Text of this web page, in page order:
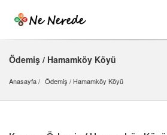
Ödemiş / Hamamköy Köyü
Anasayfa Ödemiş / Hamamköy Köyü